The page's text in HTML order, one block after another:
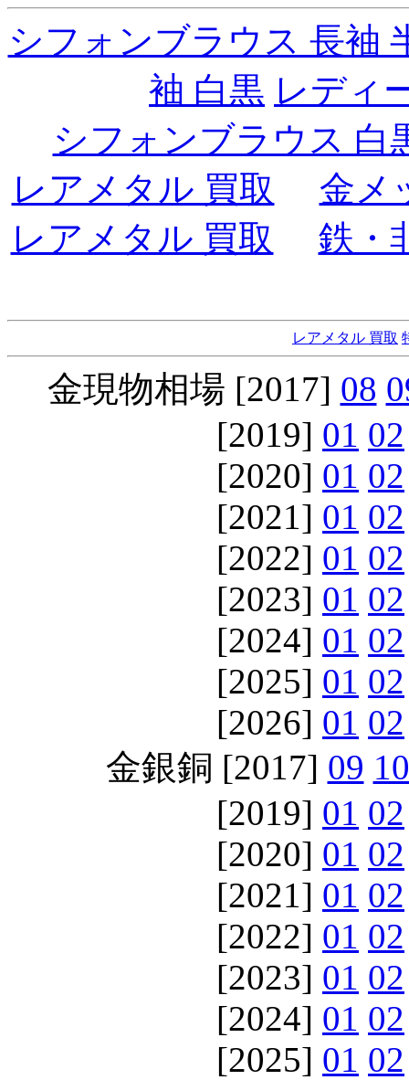
シフォンブラウス 長袖
袖 白黒 レディ
シフォンブラウス 白
レアメタル 買取
金メ
レアメタル 買取
鉄・
レアメタル 買取
金現物相場 [2017] 08
[2019] 01 02
[2020] 01 02
[2021] 01 02
[2022] 01 02
[2023] 01 02
[2024] 01 02
[2025] 01 02
[2026] 01 02
金銀銅 [2017] 09 10
[2019] 01 02
[2020] 01 02
[2021] 01 02
[2022] 01 02
[2023] 01 02
[2024] 01 02
[2025] 01 02